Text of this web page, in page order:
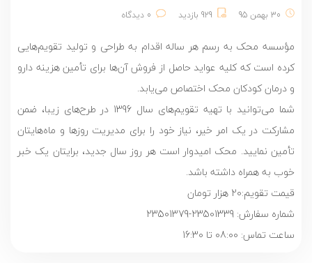
30 بهمن 95 929 بازدید 0 دیدگاه
مؤسسه محک به رسم هر ساله اقدام به طراحی و تولید تقویم‌هایی
کرده است که کلیه عواید حاصل از فروش آن‌ها برای تأمین هزینه دارو
و درمان کودکان محک اختصاص می‌یابد.
شما می‌توانید با تهیه تقویم‌های سال 1396 در طرح‌های زیبا، ضمن
مشارکت در یک امر خیر، نیاز خود را برای مدیریت روزها و ماه‌هایتان
تأمین نمایید. محک امیدوار است هر روز سال جدید، برایتان یک خبر
خوب به همراه داشته باشد.
قیمت تقویم:20 هزار تومان
شماره سفارش: 23501339-23501379
ساعت تماس: 08:00 تا 16:30